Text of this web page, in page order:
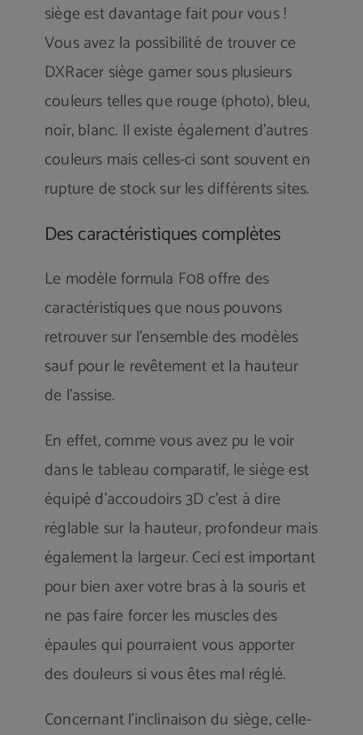
siège est davantage fait pour vous !
Vous avez la possibilité de trouver ce
DXRacer siège gamer sous plusieurs
couleurs telles que rouge (photo), bleu,
noir, blanc. Il existe également d’autres
couleurs mais celles-ci sont souvent en
rupture de stock sur les différents sites.
Des caractéristiques complètes
Le modèle formula F08 offre des
caractéristiques que nous pouvons
retrouver sur l’ensemble des modèles
sauf pour le revêtement et la hauteur
de l’assise.
En effet, comme vous avez pu le voir
dans le tableau comparatif, le siège est
équipé d’accoudoirs 3D c’est à dire
réglable sur la hauteur, profondeur mais
également la largeur. Ceci est important
pour bien axer votre bras à la souris et
ne pas faire forcer les muscles des
épaules qui pourraient vous apporter
des douleurs si vous êtes mal réglé.
Concernant l’inclinaison du siège, celle-